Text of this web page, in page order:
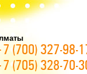
(700) 327-98-
(705) 328-70-